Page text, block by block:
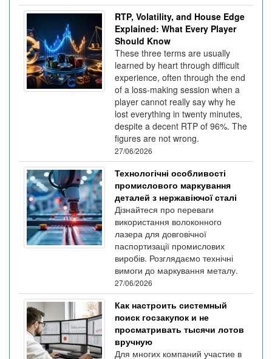
RTP, Volatility, and House Edge
Explained: What Every Player
Should Know
These three terms are usually
learned by heart through difficult
experience, often through the end
of a loss-making session when a
player cannot really say why he
lost everything in twenty minutes,
despite a decent RTP of 96%. The
figures are not wrong.
27/06/2026
Технологічні особливості
промислового маркування
деталей з нержавіючої сталі
Дізнайтеся про переваги
використання волоконного
лазера для довговічної
паспортизації промислових
виробів. Розглядаємо технічні
вимоги до маркування металу.
27/06/2026
Как настроить системный
поиск госзакупок и не
просматривать тысячи лотов
вручную
Для многих компаний участие в